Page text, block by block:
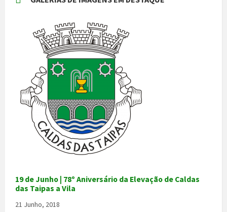
19 de Junho | 78º Aniversário da Elevação de Caldas
das Taipas a Vila
21 Junho, 2018